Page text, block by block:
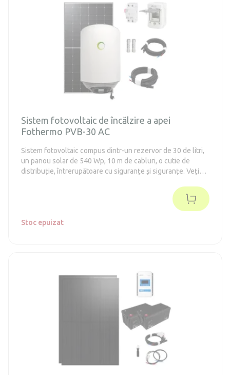
Sistem fotovoltaic de încălzire a apei
Fothermo PVB-30 AC
Sistem fotovoltaic compus dintr-un rezervor de 30 de litri,
un panou solar de 540 Wp, 10 m de cabluri, o cutie de
distribuție, întrerupătoare cu siguranțe și siguranțe. Veți
conectarea și punerea în funcțiune a sistemului de încălzire
Stoc epuizat